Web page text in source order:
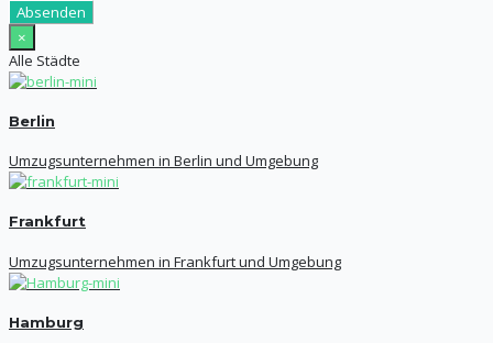
Absenden
×
Alle Städte
Berlin
Umzugsunternehmen in Berlin und Umgebung
Frankfurt
Umzugsunternehmen in Frankfurt und Umgebung
Hamburg